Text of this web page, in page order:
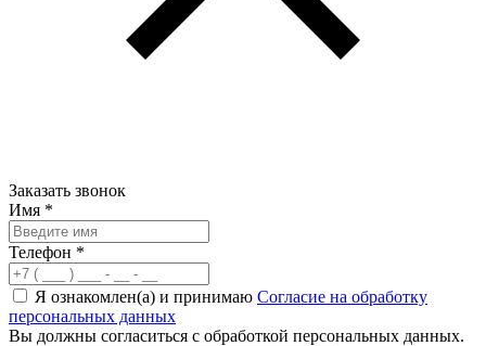
Заказать звонок
Имя *
Телефон *
Я ознакомлен(а) и принимаю Согласие на обработку
персональных данных
Вы должны согласиться с обработкой персональных данных.